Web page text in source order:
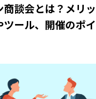
か？
商談会とは？メリ
ツール、開催のポ